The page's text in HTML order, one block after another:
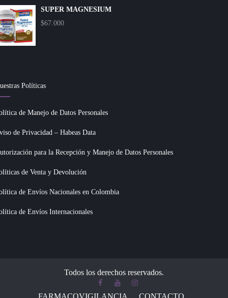
SUPER MAGNESIUM
$67.000
Políticas
de Manejo de Datos Personales
de Privacidad – Habeas Data
para la Recepción y Manejo de Datos Personales
de Venta y Devolución
de Envíos Nacionales en Colombia
de Envíos Internacionales
Todos los derechos reservados.
FARMACOVIGILANCIA CONTACTO